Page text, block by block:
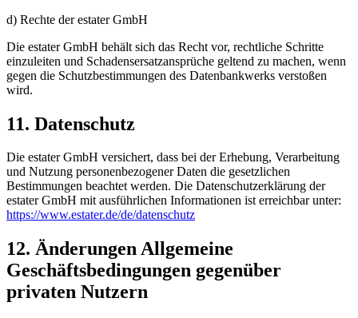
d) Rechte der estater GmbH
Die estater GmbH behält sich das Recht vor, rechtliche Schritte
einzuleiten und Schadensersatzansprüche geltend zu machen, wenn
gegen die Schutzbestimmungen des Datenbankwerks verstoßen
wird.
11. Datenschutz
Die estater GmbH versichert, dass bei der Erhebung, Verarbeitung
und Nutzung personenbezogener Daten die gesetzlichen
Bestimmungen beachtet werden. Die Datenschutzerklärung der
estater GmbH mit ausführlichen Informationen ist erreichbar unter:
https://www.estater.de/de/datenschutz
12. Änderungen Allgemeine
Geschäftsbedingungen gegenüber
privaten Nutzern